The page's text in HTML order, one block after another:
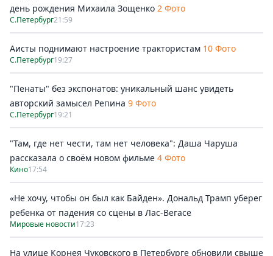
день рождения Михаила Зощенко 2 Фото
С.Петербург21:59
Аисты поднимают настроение трактористам 10 Фото
С.Петербург19:27
"Пенаты" без экспонатов: уникальный шанс увидеть
авторский замысел Репина 9 Фото
С.Петербург19:21
"Там, где нет чести, там нет человека": Даша Чаруша
рассказала о своём новом фильме 4 Фото
Кино17:54
«Не хочу, чтобы он был как Байден». Дональд Трамп уберег
ребенка от падения со сцены в Лас-Вегасе
Мировые новости17:23
На улице Корнея Чуковского в Петербурге обновили свыше